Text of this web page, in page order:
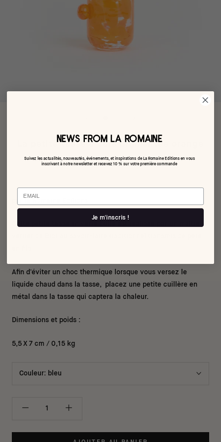
La petite tasse à café pigmentée orange
€48,00
Cette petite tasse en verre bullé est réalisée par un maître
Afin d'éviter un choc thermique lorsque vous versez le
liquide chaud dans la tasse, placez une petite cuillère en
métal dans la tasse qui captera la chaleur.
Dimensions et poids :
5,5 X 7 cm / 0,15 kg
Couleur: bleu
NEWS FROM LA ROMAINE
Suivez les actualités, nouveautés, événements, et inspirations de La Romaine Editions en vous
inscrivant à notre newsletter et recevez 10 % sur votre première commande
Email
Je m'inscris !